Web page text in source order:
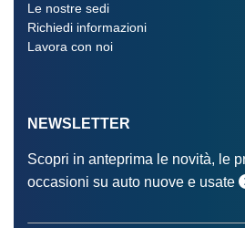
Le nostre sedi
Richiedi informazioni
Lavora con noi
NEWSLETTER
Scopri in anteprima le novità, le
occasioni su auto nuove e usate